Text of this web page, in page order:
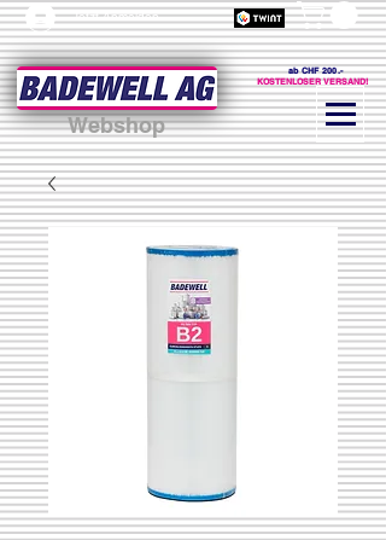
Jetzt Anmelden
Webshop
ab CHF 200.-
KOSTENLOSER VERSAND!